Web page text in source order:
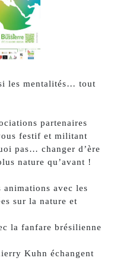
les mentalités… tout
partenaires
festif et militant
pas… changer d’ère
nature qu’avant !
animations avec les
sur la nature et
la fanfare brésilienne
Kuhn échangent